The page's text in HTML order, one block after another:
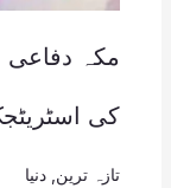
مکہ دفاعی
کی
تازہ ترین دنیا